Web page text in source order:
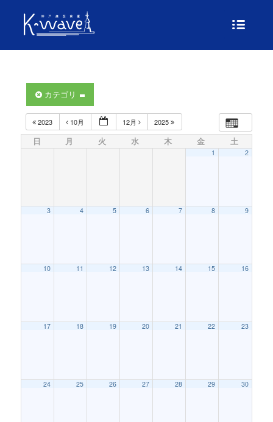
カテゴリ
2023 10月 12月 2025
日 月 火 水 木 金 土
1 2
3 4 5 6 7 8 9
10 11 12 13 14 15 16
17 18 19 20 21 22 23
24 25 26 27 28 29 30